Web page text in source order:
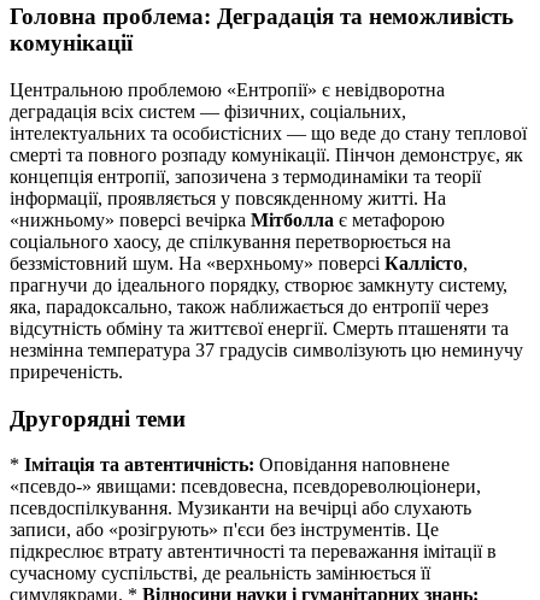
Головна проблема: Деградація та неможливість
комунікації
Центральною проблемою «Ентропії» є невідворотна
деградація всіх систем — фізичних, соціальних,
інтелектуальних та особистісних — що веде до стану теплової
смерті та повного розпаду комунікації. Пінчон демонструє, як
концепція ентропії, запозичена з термодинаміки та теорії
інформації, проявляється у повсякденному житті. На
«нижньому» поверсі вечірка Мітболла є метафорою
соціального хаосу, де спілкування перетворюється на
беззмістовний шум. На «верхньому» поверсі Каллісто,
прагнучи до ідеального порядку, створює замкнуту систему,
яка, парадоксально, також наближається до ентропії через
відсутність обміну та життєвої енергії. Смерть пташеняти та
незмінна температура 37 градусів символізують цю неминучу
приреченість.
Другорядні теми
* Імітація та автентичність: Оповідання наповнене
«псевдо-» явищами: псевдовесна, псевдореволюціонери,
псевдоспілкування. Музиканти на вечірці або слухають
записи, або «розігрують» п'єси без інструментів. Це
підкреслює втрату автентичності та переважання імітації в
сучасному суспільстві, де реальність замінюється її
симулякрами. * Відносини науки і гуманітарних знань: